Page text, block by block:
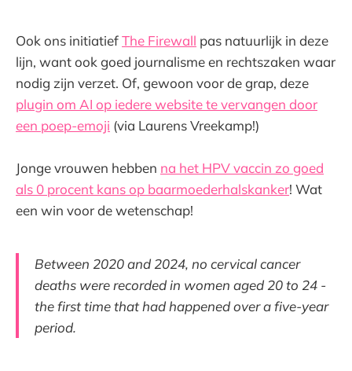
Ook ons initiatiefThe Firewall pas natuurlijk in deze
lijn, want ook goed journalisme en rechtszaken waar
nodig zijn verzet. Of, gewoon voor de grap, deze
plugin om AI op iedere website te vervangen door
een poep-emoji (via Laurens Vreekamp!)
Jonge vrouwen hebben na het HPV vaccin zo goed
als 0 procent kans op baarmoederhalskanker! Wat
een win voor de wetenschap!
Between 2020 and 2024, no cervical cancer
deaths were recorded in women aged 20 to 24 -
the first time that had happened over a five-year
period.